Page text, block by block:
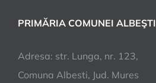
PRIMĂRIA COMUNEI ALBEŞTI
Adresa: str. Lunga, nr. 123,
Comuna Albesti, Jud. Mures